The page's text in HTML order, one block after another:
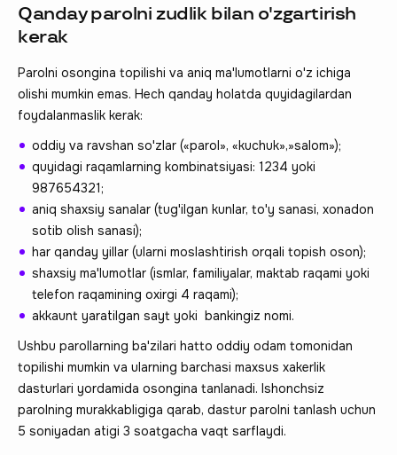
Qanday parolni zudlik bilan o'zgartirish
kerak
Parolni osongina topilishi va aniq ma'lumotlarni o'z ichiga
olishi mumkin emas. Hech qanday holatda quyidagilardan
foydalanmaslik kerak:
oddiy va ravshan so'zlar («parol», «kuchuk»,»salom»);
quyidagi raqamlarning kombinatsiyasi: 1234 yoki
987654321;
aniq shaxsiy sanalar (tug'ilgan kunlar, to'y sanasi, xonadon
sotib olish sanasi);
har qanday yillar (ularni moslashtirish orqali topish oson);
shaxsiy ma'lumotlar (ismlar, familiyalar, maktab raqami yoki
telefon raqamining oxirgi 4 raqami);
akkaunt yaratilgan sayt yoki bankingiz nomi.
Ushbu parollarning ba'zilari hatto oddiy odam tomonidan
topilishi mumkin va ularning barchasi maxsus xakerlik
dasturlari yordamida osongina tanlanadi. Ishonchsiz
parolning murakkabligiga qarab, dastur parolni tanlash uchun
5 soniyadan atigi 3 soatgacha vaqt sarflaydi.